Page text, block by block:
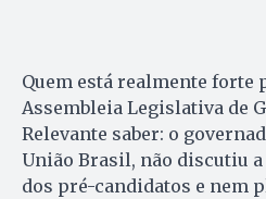
Quem está realmente forte
Assembleia Legislativa de
Relevante saber: o
União Brasil, não discutiu
dos pré-candidatos e nem